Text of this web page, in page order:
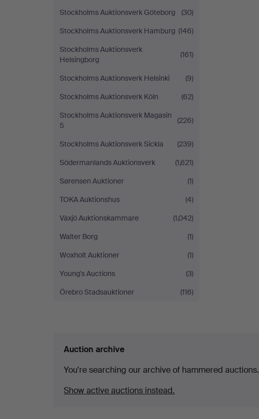
Stockholms Auktionsverk Göteborg
(30)
Stockholms Auktionsverk Hamburg (146)
Stockholms Auktionsverk
Helsingborg
(161)
Stockholms Auktionsverk Helsinki
(9)
Stockholms Auktionsverk Köln
(62)
Stockholms Auktionsverk Magasin
5
(226)
Stockholms Auktionsverk Sickla
(239)
Södermanlands Auktionsverk
(1,621)
Sørensen Auktioner
(1)
TOKA Auktionshus
(4)
Växjö Auktionskammare
(1,042)
Walter Borg
(1)
Woxholt Auktioner
(1)
Young's Auctions
(3)
Örebro Stadsauktioner
(116)
Auction archive
You're searching our archive of hammered auctions.
Show active auctions instead.